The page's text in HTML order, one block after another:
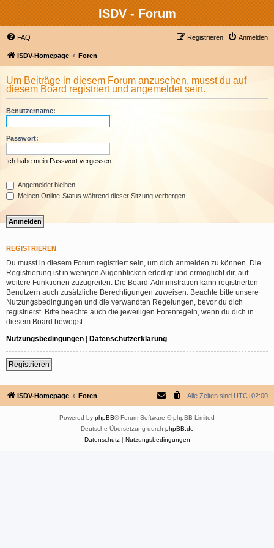
ISDV - Forum
FAQ Anmelden
Registrieren
ISDV-Homepage Foren
Um Beiträge in diesem Forum anzusehen, musst du auf
diesem Board registriert und angemeldet sein.
Benutzername:
Passwort:
Ich habe mein Passwort vergessen
Angemeldet bleiben
Meinen Online-Status während dieser Sitzung verbergen
REGISTRIEREN
Du musst in diesem Forum registriert sein, um dich anmelden zu können. Die
Registrierung ist in wenigen Augenblicken erledigt und ermöglicht dir, auf
weitere Funktionen zuzugreifen. Die Board-Administration kann registrierten
Benutzern auch zusätzliche Berechtigungen zuweisen. Beachte bitte unsere
Nutzungsbedingungen und die verwandten Regelungen, bevor du dich
registrierst. Bitte beachte auch die jeweiligen Forenregeln, wenn du dich in
diesem Board bewegst.
Nutzungsbedingungen | Datenschutzerklärung
Registrieren
ISDV-Homepage Foren Alle Zeiten sind UTC+02:00
Powered by phpBB® Forum Software © phpBB Limited
Deutsche Übersetzung durch phpBB.de
Datenschutz| Nutzungsbedingungen